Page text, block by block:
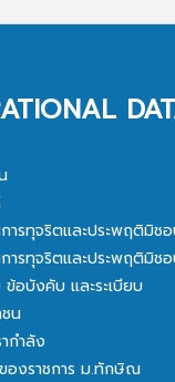
ารทุจริตและประพฤติมิช
ารทุจริตและประพฤติมิช
อบังคับ และระเบียบ
น
กำลัง
องราชการ ม.ทักษิณ